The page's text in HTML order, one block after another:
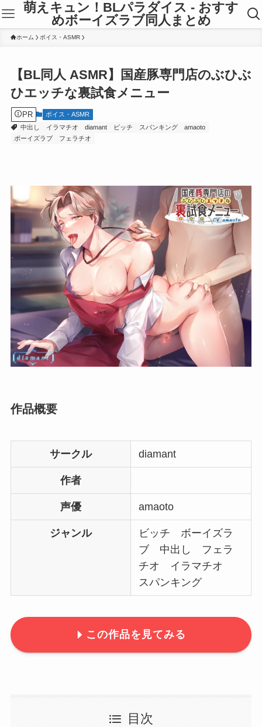
萌えキュン！BLパラダイス - おすす
めボーイズラブ同人まとめ
ホーム ボイス・ASMR
【BL同人 ASMR】国産豚専門店のぶひぶ
ひエッチな裏試食メニュー
PR
ボイス・ASMR
中出し
イラマチオ diamant ビッチ スパンキング
amaoto
ボーイズラブ
フェラチオ
作品概要
サークル diamant
作者
声優 amaoto
ジャンル
ビッチ ボーイズラ
ブ 中出し フェラ
チオ イラマチオ
スパンキング
この作品を見てみる
目次